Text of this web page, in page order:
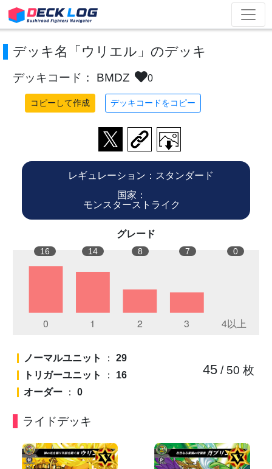
デッキ名「ウリエル」のデッキ
デッキコード： BMDZ 0
コピーして作成 デッキコードをコピー
レギュレーション：スタンダード
国家：
モンスターストライク
グレード
16 14 8 7 0
ノーマルユニット ： 29
トリガーユニット
： 16
オーダー ： 0
45/ 50 枚
ライドデッキ